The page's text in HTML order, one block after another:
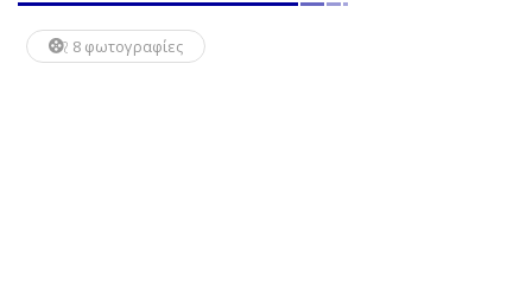
8 φωτογραφίες